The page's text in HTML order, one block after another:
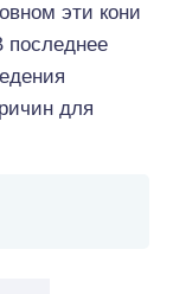
эти кони
последнее
для